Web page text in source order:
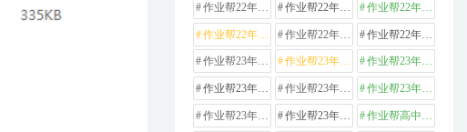
作业帮22年高中化学 作业帮22年高中数学 作业帮22年高中物理
作业帮22年高中生物 作业帮22年高中英语 作业帮22年高中语文
作业帮23年高中化学 作业帮23年高中历史 作业帮23年高中地理
作业帮23年高中数学 作业帮23年高中物理 作业帮23年高中生物
作业帮23年高中英语 作业帮23年高中语文 作业帮高中化学